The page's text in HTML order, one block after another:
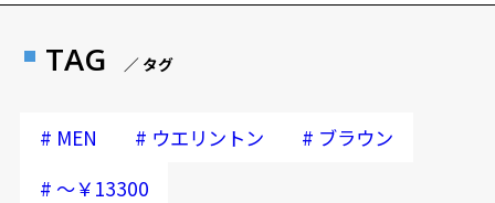
TAG ／ タグ
# MEN # ウエリントン # ブラウン
# ～￥13300